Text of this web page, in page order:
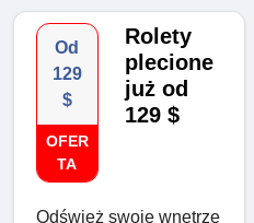
Od
129
$
OFER
TA
Rolety
plecione
już od
129 $
Odśwież swoje wnętrze